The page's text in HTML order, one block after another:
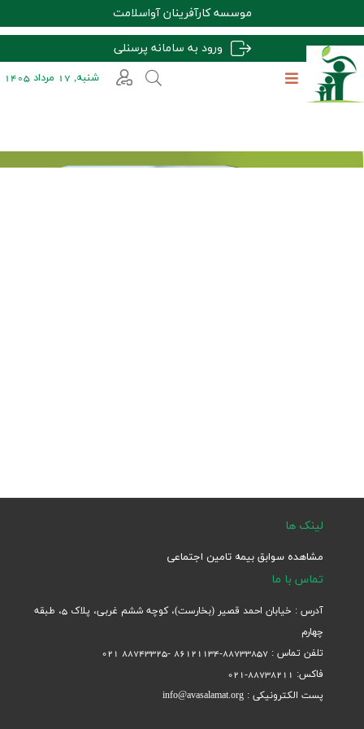
موسسه کارآفرینان آواسلامت
ورود به سامانه پرسنلی
شنبه, 17 مرداد 1405
لینک ها
مشاهده سوابق بیمه تامین اجتماعی
تماس با ما
آدرس : خیابان احمد قصیر (بخارست)، کوچه ششم غربی، پلاک 5، طبقه
چهارم
تلفن تماس : 88733857-86121134 -88743325 021
فاکس: 88738211-021
پست الکترونیکی : info@avasalamat.org